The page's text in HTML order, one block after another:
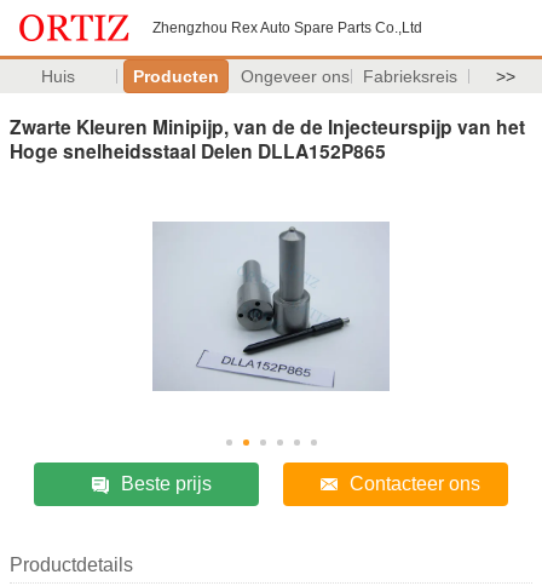
Zhengzhou Rex Auto Spare Parts Co.,Ltd
Huis Producten Ongeveer ons Fabrieksreis >>
Zwarte Kleuren Minipijp, van de de Injecteurspijp van het
Hoge snelheidsstaal Delen DLLA152P865
Beste prijs Contacteer ons
Productdetails